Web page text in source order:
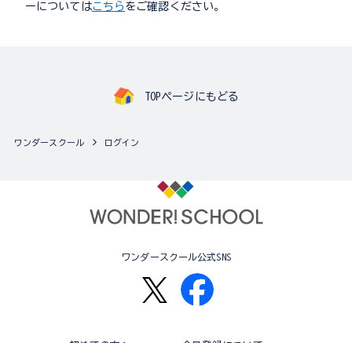
ーについてはこちら をご確認ください。
TOPページにもどる
ワンダースクール ログイン
ワンダースクール公式SNS